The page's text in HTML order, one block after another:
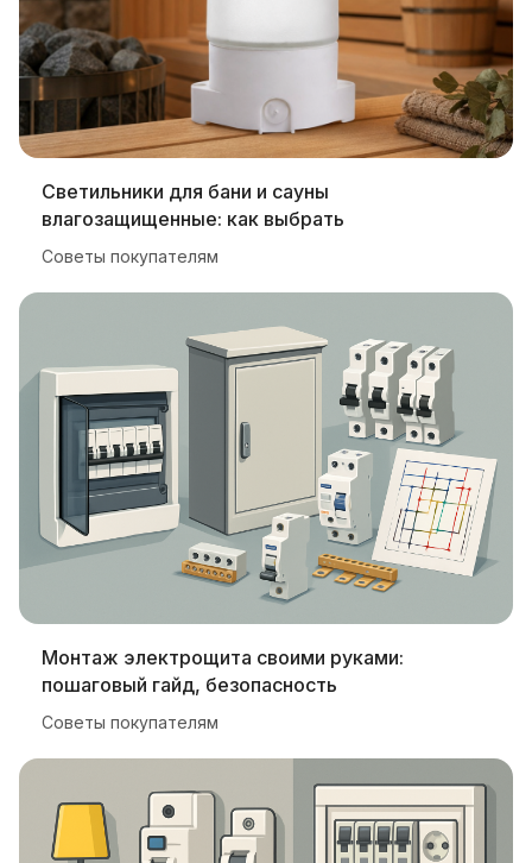
Светильники для бани и сауны
влагозащищенные: как выбрать
Советы покупателям
Монтаж электрощита своими руками:
пошаговый гайд, безопасность
Советы покупателям